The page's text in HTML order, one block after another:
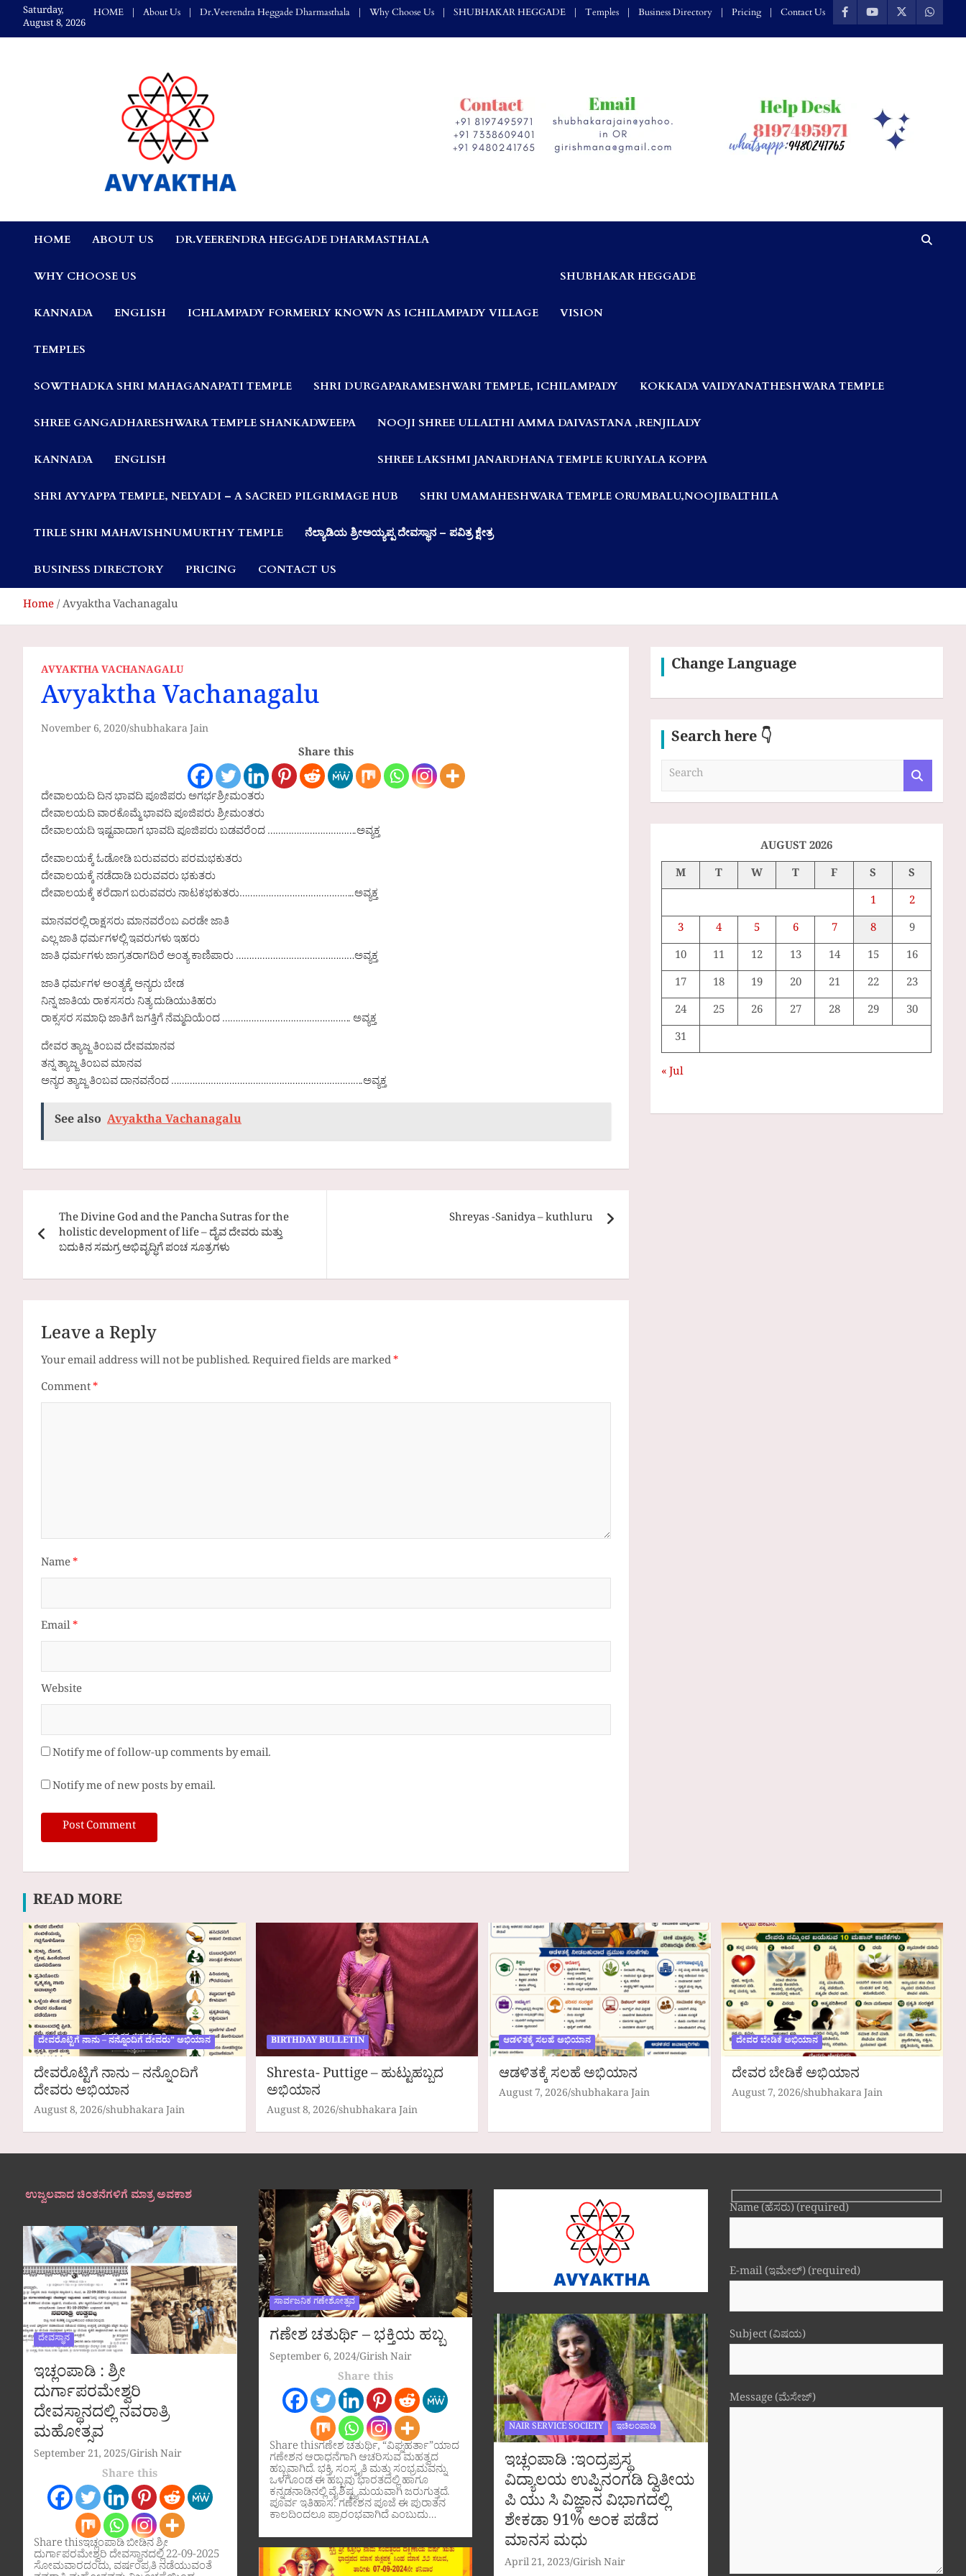
content
Saturday,
August 8, 2026
HOME About Us Dr.Veerendra Heggade Dharmasthala Why Choose Us SHUBHAKAR HEGGADE Temples Business Directory Pricing Contact Us
Avyaktha Bulletin:
Connecting Temples,
Professionals, &
Communities
HOME ABOUT US DR.VEERENDRA HEGGADE DHARMASTHALA
WHY CHOOSE US
KANNADA ENGLISH ICHLAMPADY FORMERLY KNOWN AS ICHILAMPADY VILLAGE
SHUBHAKAR HEGGADE
VISION
TEMPLES
SOWTHADKA SHRI MAHAGANAPATI TEMPLE SHRI DURGAPARAMESHWARI TEMPLE, ICHILAMPADY KOKKADA VAIDYANATHESHWARA TEMPLE
SHREE GANGADHARESHWARA TEMPLE SHANKADWEEPA
KANNADA ENGLISH
NOOJI SHREE ULLALTHI AMMA DAIVASTANA ,RENJILADY
SHREE LAKSHMI JANARDHANA TEMPLE KURIYALA KOPPA
SHRI AYYAPPA TEMPLE, NELYADI – A SACRED PILGRIMAGE HUB SHRI UMAMAHESHWARA TEMPLE ORUMBALU,NOOJIBALTHILA
TIRLE SHRI MAHAVISHNUMURTHY TEMPLE ನೆಲ್ಯಾಡಿಯ ಶ್ರೀಅಯ್ಯಪ್ಪ ದೇವಸ್ಥಾನ – ಪವಿತ್ರ ಕ್ಷೇತ್ರ
BUSINESS DIRECTORY PRICING CONTACT US
Home Avyaktha Vachanagalu
AVYAKTHA VACHANAGALU
Avyaktha Vachanagalu
November 6, 2020shubhakara Jain
Share this
ದೇವಾಲಯದಿ ದಿನ ಭಾವದಿ ಪೂಜಿಪರು ಅಗರ್ಭಶ್ರೀಮಂತರು
ದೇವಾಲಯದಿ ವಾರಕೊಮ್ಮೆ ಭಾವದಿ ಪೂಜಿಪರು ಶ್ರೀಮಂತರು
ದೇವಾಲಯದಿ ಇಷ್ಟವಾದಾಗ ಭಾವದಿ ಪೂಜಿಪರು ಬಡವರೆಂದ …………………………….ಅವ್ಯಕ್ತ
ದೇವಾಲಯಕ್ಕೆ ಓಡೋಡಿ ಬರುವವರು ಪರಮಭಕುತರು
ದೇವಾಲಯಕ್ಕೆ ನಡೆದಾಡಿ ಬರುವವರು ಭಕುತರು
ದೇವಾಲಯಕ್ಕೆ ಕರೆದಾಗ ಬರುವವರು ನಾಟಕಭಕುತರು……………………………………..ಅವ್ಯಕ್ತ
ಮಾನವರಲ್ಲಿ ರಾಕ್ಷಸರು ಮಾನವರೆಂಬ ಎರಡೇ ಜಾತಿ
ಎಲ್ಲ ಜಾತಿ ಧರ್ಮಗಳಲ್ಲಿ ಇವರುಗಳು ಇಹರು
ಜಾತಿ ಧರ್ಮಗಳು ಜಾಗ್ರತರಾಗದಿರೆ ಅಂತ್ಯ ಕಾಣಿಪಾರು ………………………………………ಅವ್ಯಕ್ತ
ಜಾತಿ ಧರ್ಮಗಳ ಅಂತ್ಯಕ್ಕೆ ಅನ್ಯರು ಬೇಡ
ನಿನ್ನ ಜಾತಿಯ ರಾಕಸಸರು ನಿತ್ಯ ದುಡಿಯುತಿಹರು
ರಾಕ್ಸಸರ ಸಮಾಧಿ ಜಾತಿಗೆ ಜಗತ್ತಿಗೆ ನೆಮ್ಮದಿಯೆಂದ …………………………………………. ಅವ್ಯಕ್ತ
ದೇವರ ತ್ಯಾಜ್ಜ ತಿಂಬವ ದೇವಮಾನವ
ತನ್ನ ತ್ಯಾಜ್ಜ ತಿಂಬವ ಮಾನವ
ಅನ್ಯರ ತ್ಯಾಜ್ಜ ತಿಂಬವ ದಾನವನೆಂದ ……………………………………………………………….ಅವ್ಯಕ್ತ
See also Avyaktha Vachanagalu
Post
navigation
The Divine God and the Pancha Sutras for the
holistic development of life – ದೈವ ದೇವರು ಮತ್ತು
ಬದುಕಿನ ಸಮಗ್ರ ಅಭಿವೃದ್ಧಿಗೆ ಪಂಚ ಸೂತ್ರಗಳು
Shreyas -Sanidya – kuthluru
Leave a Reply
Your email address will not be published.Required fields are marked*
Comment*
Name*
Email*
Website
Notify me of follow-up comments by email.
Notify me of new posts by email.
Change Language
Search here 👇
a
AUGUST 2026
M
T W T F S
S
1
2
3
4 5 6 7 8
9
10
11 12 13 14 15
16
17
18 19 20 21 22
23
24
25 26 27 28 29
30
31
« Jul
READ MORE
ದೇವರೊಟ್ಟಿಗೆ ನಾನು – ನನ್ನೊಂದಿಗೆ ದೇವರು” ಅಭಿಯಾನ
ದೇವರೊಟ್ಟಿಗೆ ನಾನು – ನನ್ನೊಂದಿಗೆ
ದೇವರು ಅಭಿಯಾನ
August 8, 2026 shubhakara Jain
BIRTHDAY BULLETIN
Shresta- Puttige – ಹುಟ್ಟುಹಬ್ಬದ
ಅಭಿಯಾನ
August 8, 2026shubhakara Jain
ಆಡಳಿತಕ್ಕೆ ಸಲಹೆ ಅಭಿಯಾನ
ಆಡಳಿತಕ್ಕೆ ಸಲಹೆ ಅಭಿಯಾನ
August 7, 2026 shubhakara Jain
ದೇವರ ಬೇಡಿಕೆ ಅಭಿಯಾನ
ದೇವರ ಬೇಡಿಕೆ ಅಭಿಯಾನ
August 7, 2026shubhakara Jain
ಉಜ್ವಲವಾದ ಚಿಂತನೆಗಳಿಗೆ ಮಾತ್ರ ಅವಕಾಶ
ದೇವಸ್ಥಾನ
ಇಚ್ಲಂಪಾಡಿ : ಶ್ರೀ
ದುರ್ಗಾಪರಮೇಶ್ವರಿ
ದೇವಸ್ಥಾನದಲ್ಲಿ ನವರಾತ್ರಿ
ಮಹೋತ್ಸವ
September 21, 2025 Girish Nair
Share this
Share thisಇಚ್ಲಂಪಾಡಿ ಬೀಡಿನ ಶ್ರೀ
ದುರ್ಗಾಪರಮೇಶ್ವರಿ ದೇವಸ್ಥಾನದಲ್ಲಿ 22-09-2025
ಸೋಮವಾರದಂದು, ವರ್ಷಂಪ್ರತಿ ನಡೆಯುವಂತೆ
ಸಾರ್ವಜನಿಕ ಗಣೇಶೋತ್ಸವ
ಗಣೇಶ ಚತುರ್ಥಿ – ಭಕ್ತಿಯ ಹಬ್ಬ
September 6, 2024Girish Nair
Share this
Share thisಗಣೇಶ ಚತುರ್ಥಿ, “ವಿಘ್ನಹರ್ತಾ”ಯಾದ
ಗಣೇಶನ ಆರಾಧನೆಗಾಗಿ ಆಚರಿಸುವ ಮಹತ್ವದ
ಹಬ್ಬವಾಗಿದೆ. ಭಕ್ತಿ, ಸಂಸ್ಕೃತಿ ಮತ್ತು ಸಂಭ್ರಮವನ್ನು
ಒಳಗೊಂಡ ಈ ಹಬ್ಬವು ಭಾರತದಲ್ಲಿ ಹಾಗೂ
ಕನ್ನಡನಾಡಿನಲ್ಲಿ ವೈಶಿಷ್ಟ್ಯಮಯವಾಗಿ ಜರುಗುತ್ತದೆ.
ಪೂರ್ವ ಇತಿಹಾಸ: ಗಣೇಶನ ಪೂಜೆ ಈ ಪುರಾತನ
ಕಾಲದಿಂದಲೂ ಪ್ರಾರಂಭವಾಗಿದೆ ಎಂಬುದು…
NAIR SERVICE SOCIETY ಇಚಿಲಂಪಾಡಿ
ಇಚ್ಲಂಪಾಡಿ :ಇಂದ್ರಪ್ರಸ್ಥ
ವಿದ್ಯಾಲಯ ಉಪ್ಪಿನಂಗಡಿ ದ್ವಿತೀಯ
ಪಿ ಯು ಸಿ ವಿಜ್ಞಾನ ವಿಭಾಗದಲ್ಲಿ
ಶೇಕಡಾ 91% ಅಂಕ ಪಡೆದ
ಮಾನಸ ಮಧು
April 21, 2023 Girish Nair
Name (ಹೆಸರು) (required)
E-mail (ಇಮೇಲ್) (required)
Subject (ವಿಷಯ)
Message (ಮೆಸೇಜ್)